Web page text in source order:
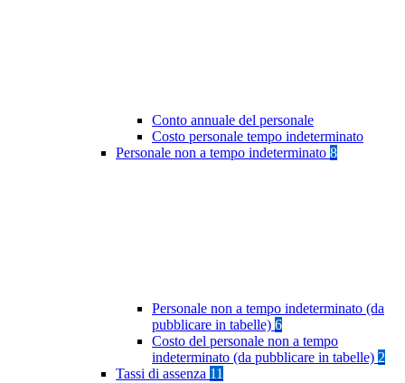
Conto annuale del personale
Costo personale tempo indeterminato
Personale non a tempo indeterminato 8
Personale non a tempo indeterminato (da
pubblicare in tabelle) 6
Costo del personale non a tempo
indeterminato (da pubblicare in tabelle) 2
Tassi di assenza 11